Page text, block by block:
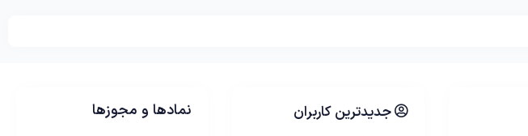
جدیدترین کاربران نمادها و مجوزها